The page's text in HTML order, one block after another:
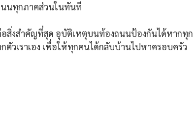
นนทุกภาคส่วนในทันที
สิ่งสำคัญที่สุด อุบัติเหตุบนท้องถนนป้องกันได้หากทุก
ตัวเราเอง เพื่อให้ทุกคนได้กลับบ้านไปหาครอบครัว